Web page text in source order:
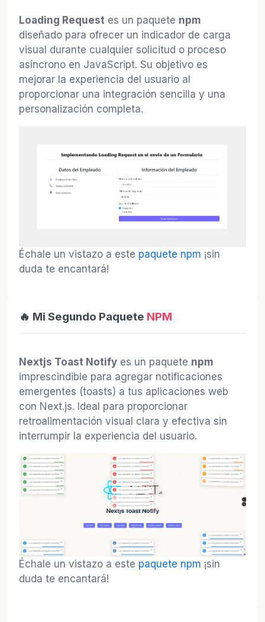
Loading Request es un paquete npm
diseñado para ofrecer un indicador de carga
visual durante cualquier solicitud o proceso
asíncrono en JavaScript. Su objetivo es
mejorar la experiencia del usuario al
proporcionar una integración sencilla y una
personalización completa.
Échale un vistazo a este paquete npm ¡sin
duda te encantará!
🔥 Mi Segundo Paquete NPM
Nextjs Toast Notify es un paquete npm
imprescindible para agregar notificaciones
emergentes (toasts) a tus aplicaciones web
con Next.js. Ideal para proporcionar
retroalimentación visual clara y efectiva sin
interrumpir la experiencia del usuario.
Échale un vistazo a este paquete npm ¡sin
duda te encantará!